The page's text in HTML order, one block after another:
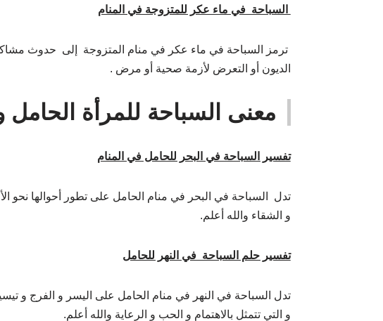
السباحة في ماء عكر للمتزوجة في المنام
ترمز السباحة في ماء عكر في منام المتزوجة إلى حدوث
الديون أو التعرض لأزمة صحية أو مرض .
معنى السباحة للمرأة الحامل
تفسير السباحة في البحر للحامل في المنام
تدل السباحة في البحر في منام الحامل على تطور أحوالها نحو
و الشقاء والله أعلم.
تفسير حلم السباحة في النهر للحامل
تدل السباحة في النهر في منام الحامل على اليسر و الفرج و تيسير
و التي تتمثل بالاهتمام و الحب و الرعاية والله أعلم.